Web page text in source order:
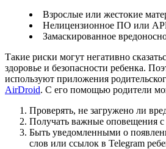
Взрослые или жестокие
Нелицензионное ПО или
Замаскированное
Такие риски могут негативно
здоровье и безопасности ребенка.
используют приложения
AirDroid. С его помощью родители
Проверять, не загружено ли
Получать важные оповещения с
Быть уведомленными о
слов или ссылок в Telegram